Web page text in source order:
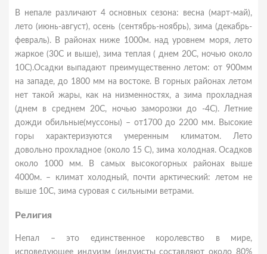
В непале различают 4 основных сезона: весна (март-май),
лето (июнь-август), осень (сентябрь-ноябрь), зима (декабрь-
февраль). В районах ниже 1000м. над уровнем моря, лето
жаркое (30С и выше), зима теплая ( днем 20С, ночью около
10С).Осадки выпадают преимущественно летом: от 900мм
на западе, до 1800 мм на востоке. В горных районах летом
нет такой жары, как на низменностях, а зима прохладная
(днем в среднем 20С, ночью заморозки до -4С). Летние
дожди обильные(муссоны) – от1700 до 2200 мм. Высокие
горы характеризуются умеренным климатом. Лето
довольно прохладное (около 15 С), зима холодная. Осадков
около 1000 мм. В самых высокогорных районах выше
4000м. – климат холодный, почти арктический: летом не
выше 10С, зима суровая с сильными ветрами.
Религия
Непал – это единственное королевство в мире,
исповедующее индуизм (индуисты составляют около 80%